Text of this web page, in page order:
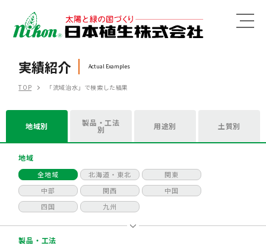
MENU
実績紹介 Actual Examples
TOP 「流域治水」で検索した結果
地域別 製品・工法
別 用途別 土質別
地域
全地域 北海道・東北
関東
中部
関西
中国
四国
九州
製品・工法